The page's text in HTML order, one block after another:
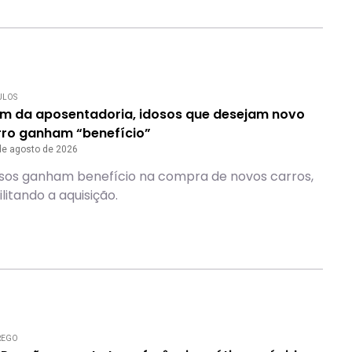
da aposentadoria, idosos que desejam novo
ganham “benefício”
agosto de 2026
ganham benefício na compra de novos carros,
a aquisição.